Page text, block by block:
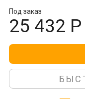
Под заказ
25 432 Р